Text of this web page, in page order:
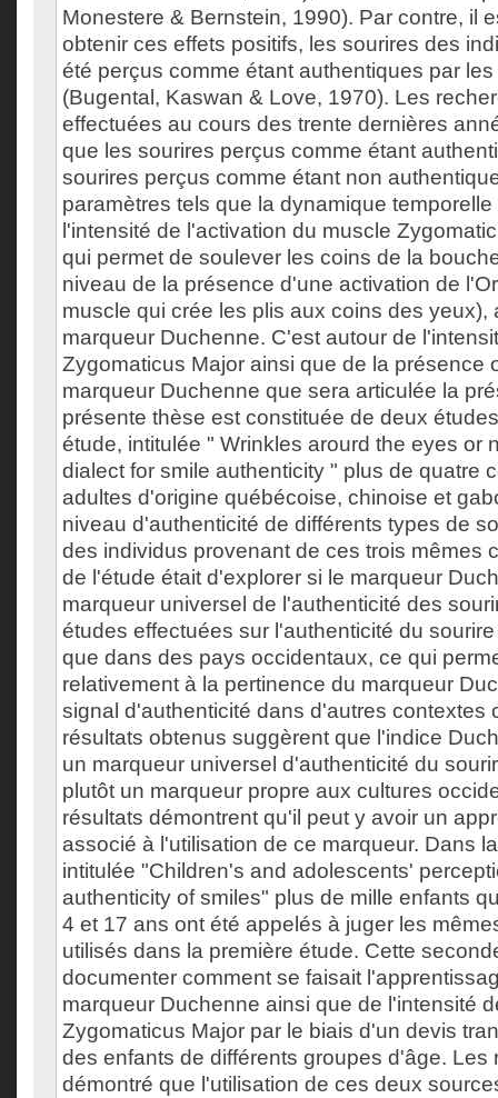
Monestere & Bernstein, 1990). Par contre, il
obtenir ces effets positifs, les sourires des
été perçus comme étant authentiques par
(Bugental, Kaswan & Love, 1970). Les
effectuées au cours des trente dernières
que les sourires perçus comme étant
sourires perçus comme étant non
paramètres tels que la dynamique
l'intensité de l'activation du muscle
qui permet de soulever les coins de la
niveau de la présence d'une activation de
muscle qui crée les plis aux coins des yeux),
marqueur Duchenne. C'est autour de
Zygomaticus Major ainsi que de la présence
marqueur Duchenne que sera articulée la
présente thèse est constituée de deux
étude, intitulée " Wrinkles arourd the eyes or
dialect for smile authenticity " plus de quatre
adultes d'origine québécoise, chinoise et
niveau d'authenticité de différents types de
des individus provenant de ces trois mêmes
de l'étude était d'explorer si le marqueur
marqueur universel de l'authenticité des
études effectuées sur l'authenticité du
que dans des pays occidentaux, ce qui
relativement à la pertinence du marqueur
signal d'authenticité dans d'autres contextes
résultats obtenus suggèrent que l'indice
un marqueur universel d'authenticité du
plutôt un marqueur propre aux cultures
résultats démontrent qu'il peut y avoir un
associé à l'utilisation de ce marqueur. Dans
intitulée "Children's and adolescents'
authenticity of smiles" plus de mille enfants
4 et 17 ans ont été appelés à juger les
utilisés dans la première étude. Cette
documenter comment se faisait
marqueur Duchenne ainsi que de l'intensité
Zygomaticus Major par le biais d'un devis
des enfants de différents groupes d'âge. Les
démontré que l'utilisation de ces deux